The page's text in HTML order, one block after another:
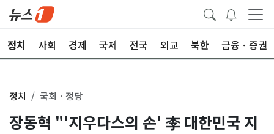
정치 사회 경제 국제 전국 외교 북한 금융ㆍ증권
정치 국회ㆍ정당
장동혁 "'지우다스의 손' 李 대한민국 지